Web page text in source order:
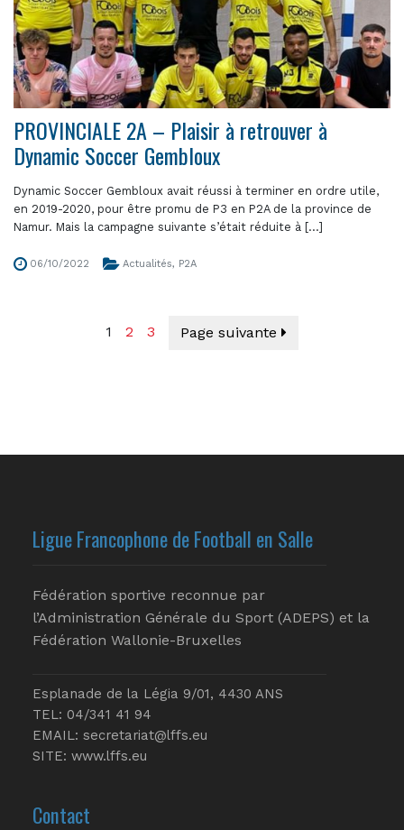
PROVINCIALE 2A – Plaisir à retrouver à
Dynamic Soccer Gembloux
Dynamic Soccer Gembloux avait réussi à terminer en ordre utile,
en 2019-2020, pour être promu de P3 en P2A de la province de
Namur. Mais la campagne suivante s’était réduite à [...]
06/10/2022 Actualités, P2A
1 2 3 Page suivante
Ligue Francophone de Football en Salle
Fédération sportive reconnue par
l’Administration Générale du Sport (ADEPS) et la
Fédération Wallonie-Bruxelles
Esplanade de la Légia 9/01, 4430 ANS
TEL: 04/341 41 94
EMAIL: secretariat@lffs.eu
SITE: www.lffs.eu
Contact